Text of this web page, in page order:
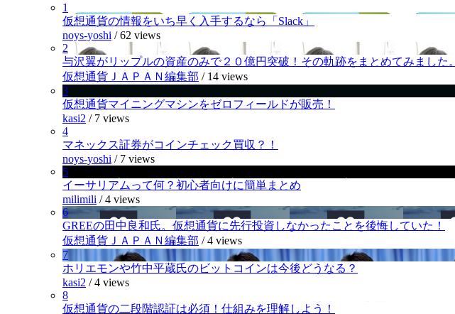
1
仮想通貨の情報をいち早く入手するなら「Slack」
noys-yoshi /62 views
2
与沢翼がリップルの資産のみで２０億円突破！その軌跡をまとめてみました。
仮想通貨ＪＡＰＡＮ編集部 / 14 views
3
仮想通貨マイニングマシンをゼロフィールドが販売！
kasi2 / 7 views
4
マネックス証券がコインチェック買収？！
noys-yoshi / 7 views
5
イーサリアムって何？初心者向けに簡単まとめ
milimili /4 views
6
GREEの田中良和氏。仮想通貨に先行投資しなかったことを後悔していた！
仮想通貨ＪＡＰＡＮ編集部 /4 views
7
ホリエモンや竹中平蔵氏のビットコインは今後どうなる？
kasi2 /4 views
8
仮想通貨の二段階認証は必須！仕組みを理解しよう！